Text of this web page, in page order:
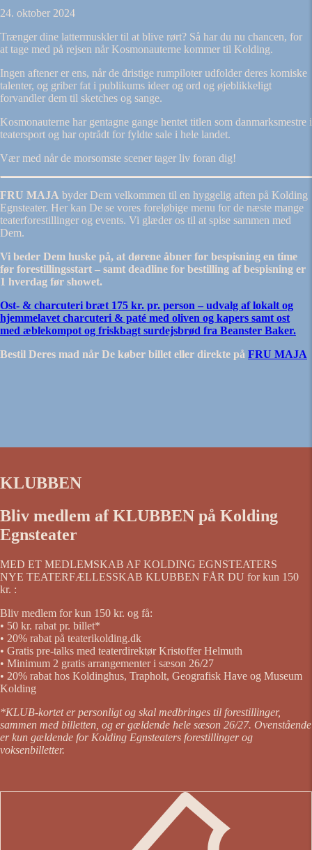
24. oktober 2024
Trænger dine lattermuskler til at blive rørt? Så har du nu chancen, for
at tage med på rejsen når Kosmonauterne kommer til Kolding.
Ingen aftener er ens, når de dristige rumpiloter udfolder deres komiske
talenter, og griber fat i publikums ideer og ord og øjeblikkeligt
forvandler dem til sketches og sange.
Kosmonauterne har gentagne gange hentet titlen som danmarksmestre i
teatersport og har optrådt for fyldte sale i hele landet.
Vær med når de morsomste scener tager liv foran dig!
FRU MAJA byder Dem velkommen til en hyggelig aften på Kolding
Egnsteater. Her kan De se vores foreløbige menu for de næste mange
teaterforestillinger og events. Vi glæder os til at spise sammen med
Dem.
Vi beder Dem huske på, at dørene åbner for bespisning en time
før forestillingsstart – samt deadline for bestilling af bespisning er
1 hverdag før showet.
Ost- & charcuteri bræt 175 kr. pr. person – udvalg af lokalt og
hjemmelavet charcuteri & paté med oliven og kapers samt ost
med æblekompot og friskbagt surdejsbrød fra Beanster Baker.
Bestil Deres mad når De køber billet eller direkte på FRU MAJA
KLUBBEN
Bliv medlem af KLUBBEN på Kolding
Egnsteater
MED ET MEDLEMSKAB AF KOLDING EGNSTEATERS
NYE TEATERFÆLLESSKAB KLUBBEN FÅR DU for kun 150
kr. :
Bliv medlem for kun 150 kr. og få:
• 50 kr. rabat pr. billet*
• 20% rabat på teaterikolding.dk
• Gratis pre-talks med teaterdirektør Kristoffer Helmuth
• Minimum 2 gratis arrangementer i sæson 26/27
• 20% rabat hos Koldinghus, Trapholt, Geografisk Have og Museum
Kolding
*KLUB-kortet er personligt og skal medbringes til forestillinger,
sammen med billetten, og er gældende hele sæson 26/27. Ovenstående
er kun gældende for Kolding Egnsteaters forestillinger og
voksenbilletter.